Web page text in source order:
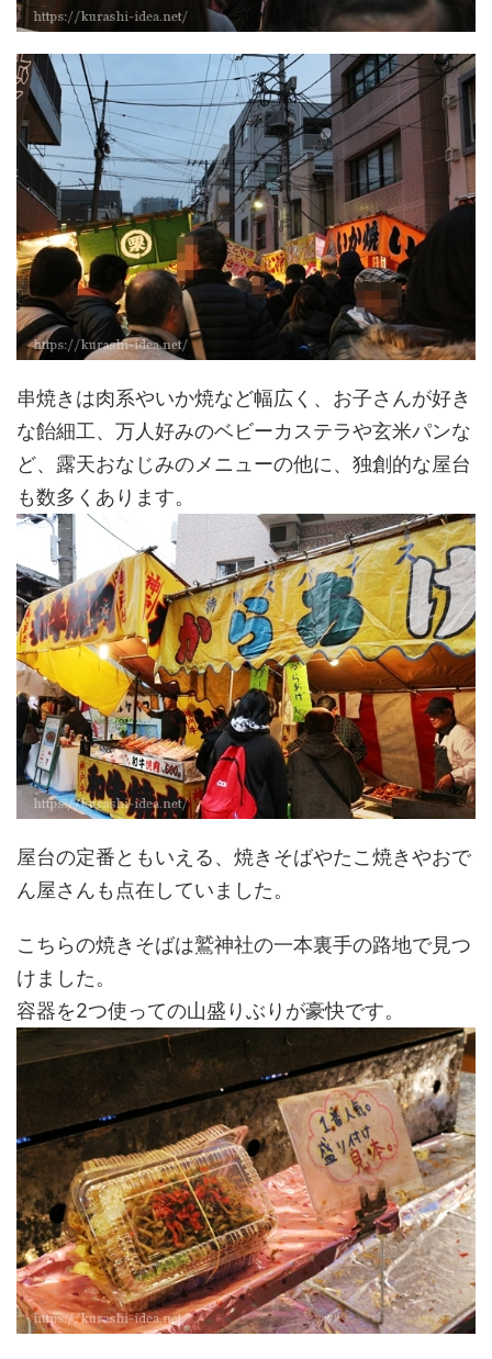
串焼きは肉系やいか焼など幅広く、お子さんが好き
な飴細工、万人好みのベビーカステラや玄米パンな
ど、露天おなじみのメニューの他に、独創的な屋台
も数多くあります。
屋台の定番ともいえる、焼きそばやたこ焼きやおで
ん屋さんも点在していました。
こちらの焼きそばは鷲神社の一本裏手の路地で見つ
けました。
容器を2つ使っての山盛りぶりが豪快です。